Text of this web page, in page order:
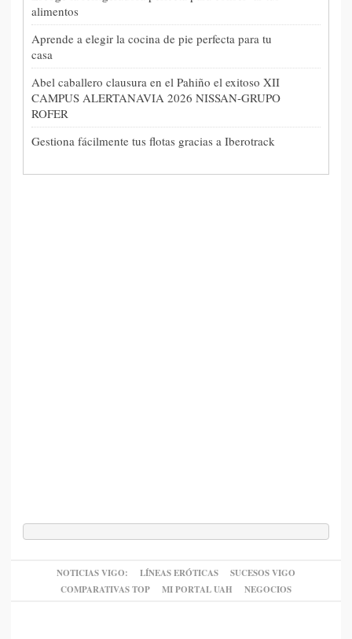
alimentos
Aprende a elegir la cocina de pie perfecta para tu
casa
Abel caballero clausura en el Pahiño el exitoso XII
CAMPUS ALERTANAVIA 2026 NISSAN-GRUPO
ROFER
Gestiona fácilmente tus flotas gracias a Iberotrack
NOTICIAS VIGO: LÍNEAS ERÓTICAS
SUCESOS VIGO
COMPARATIVAS TOP
MI PORTAL UAH NEGOCIOS